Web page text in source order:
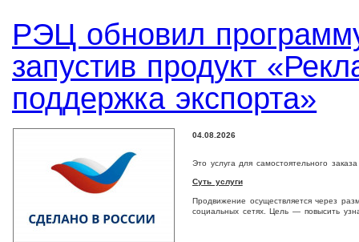
РЭЦ обновил
запустив продукт
поддержка экспорта»
04.08.2026
Это услуга для самостоятельного
Суть услуги
Продвижение осуществляется через
социальных сетях. Цель — повысить